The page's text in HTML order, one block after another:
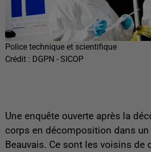
Police technique et scientifique
Crédit : DGPN - SICOP
Une enquête ouverte après la
corps en décomposition dans
Beauvais. Ce sont les voisins de